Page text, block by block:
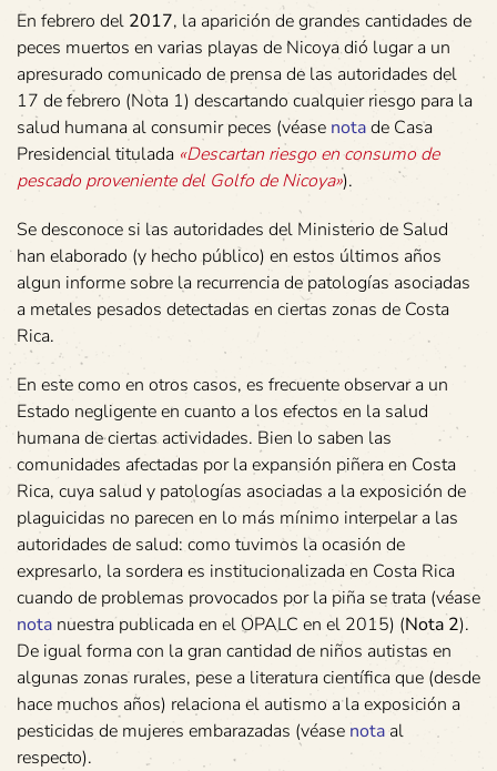
En febrero del 2017, la aparición de grandes cantidades de
peces muertos en varias playas de Nicoya dió lugar a un
apresurado comunicado de prensa de las autoridades del
17 de febrero (Nota 1) descartando cualquier riesgo para la
salud humana al consumir peces (véase notade Casa
Presidencial titulada «Descartan riesgo en consumo de
pescado proveniente del Golfo de Nicoya»).
Se desconoce si las autoridades del Ministerio de Salud
han elaborado (y hecho público) en estos últimos años
algun informe sobre la recurrencia de patologías asociadas
a metales pesados detectadas en ciertas zonas de Costa
Rica.
En este como en otros casos, es frecuente observar a un
Estado negligente en cuanto a los efectos en la salud
humana de ciertas actividades. Bien lo saben las
comunidades afectadas por la expansión piñera en Costa
Rica, cuya salud y patologías asociadas a la exposición de
plaguicidas no parecen en lo más mínimo interpelar a las
autoridades de salud: como tuvimos la ocasión de
expresarlo, la sordera es institucionalizada en Costa Rica
cuando de problemas provocados por la piña se trata (véase
nota nuestra publicada en el OPALC en el 2015) (Nota 2).
De igual forma con la gran cantidad de niños autistas en
algunas zonas rurales, pese a literatura científica que (desde
hace muchos años) relaciona el autismo a la exposición a
pesticidas de mujeres embarazadas (véase nota al
respecto).